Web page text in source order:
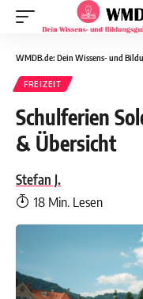
WMDB.de: Dein Wissens- und
FREIZEIT
Schulferien
& Übersicht
Stefan J.
18 Min. Lesen